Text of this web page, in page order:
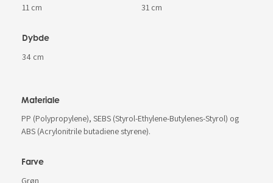
11 cm 31 cm
Dybde
34 cm
Materiale
PP (Polypropylene), SEBS (Styrol-Ethylene-Butylenes-Styrol) og
ABS (Acrylonitrile butadiene styrene).
Farve
Grøn